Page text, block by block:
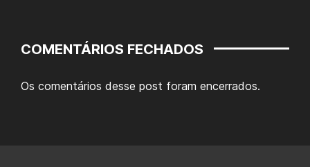
COMENTÁRIOS FECHADOS
Os comentários desse post foram encerrados.